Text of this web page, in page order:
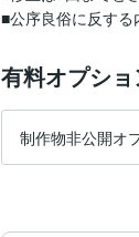
有料オプショ
制作物非公開オ